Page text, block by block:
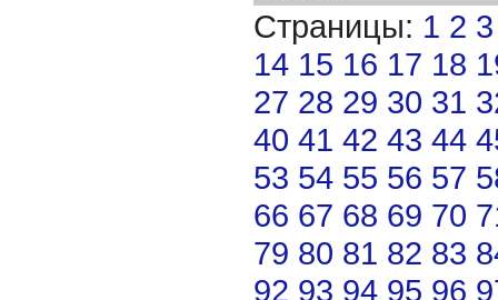
Страницы: 1 2 3
14 15 16 17 18
27 28 29 30 31
40 41 42 43 44
53 54 55 56 57
66 67 68 69 70
79 80 81 82 83
92 93 94 95 96